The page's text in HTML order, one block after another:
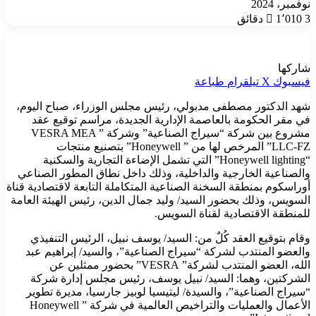
نوفمبر، 2024
1٬010 3 دقائق
شاركها
فيسبوك ‫X تيلقرام طباعة
شهد الدكتور مصطفى مدبولي، رئيس مجلس الوزراء، صباح اليوم،
في مقر الحكومة بالعاصمة الإدارية الجديدة، مراسم توقيع عقد
مشروع بين شركة “سيراج الصناعية” وشركة ” VESRA MEA
LLC-FZ” المرخص لها من ” Honeywell” بتصنيع منتجات
“Honeywell lighting” التي تشمل الإضاءة التجارية والسكنية
والصناعية الخارجية والداخلية، وذلك داخل نطاق المطور الصناعي
أوراسكوم بمنطقة السخنة الصناعية المتكاملة التابعة لاقتصادية قناة
السويس، وذلك بحضور السيد/ وليد جمال الدين، رئيس الهيئة العامة
للمنطقة الاقتصادية لقناة السويس.
وقام بتوقيع العقد كُلٌ من: السيد/ يوسف نبيل، الرئيس التنفيذي
والعضو المنتدب لشركة “سيراج الصناعية”، والسيد/ إبراهيم عبد
الله، العضو المنتدب لشركة” VESRA” بحضور ممثلين عن
الشركتين، وهما: السيد/ نبيل يوسف، رئيس مجلس إدارة شركة
“سيراج الصناعية”، والسيدة/ ليتيسيا لوبيز جارسيا، مديرة تطوير
الأعمال والعمليات والتراخيص العالمية في شركة ” Honeywell